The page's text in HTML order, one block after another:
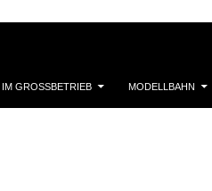
GROSSBETRIEB MODELLBAHN